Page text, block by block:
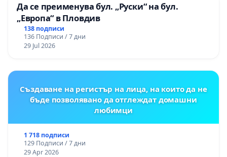
Да се преименува бул. „Руски“ на бул.
„Европа“ в Пловдив
138 подписи
136 Подписи / 7 дни
29 Jul 2026
Създаване на регистър на лица, на които да не
бъде позволявано да отглеждат домашни
любимци
1 718 подписи
129 Подписи / 7 дни
29 Apr 2026